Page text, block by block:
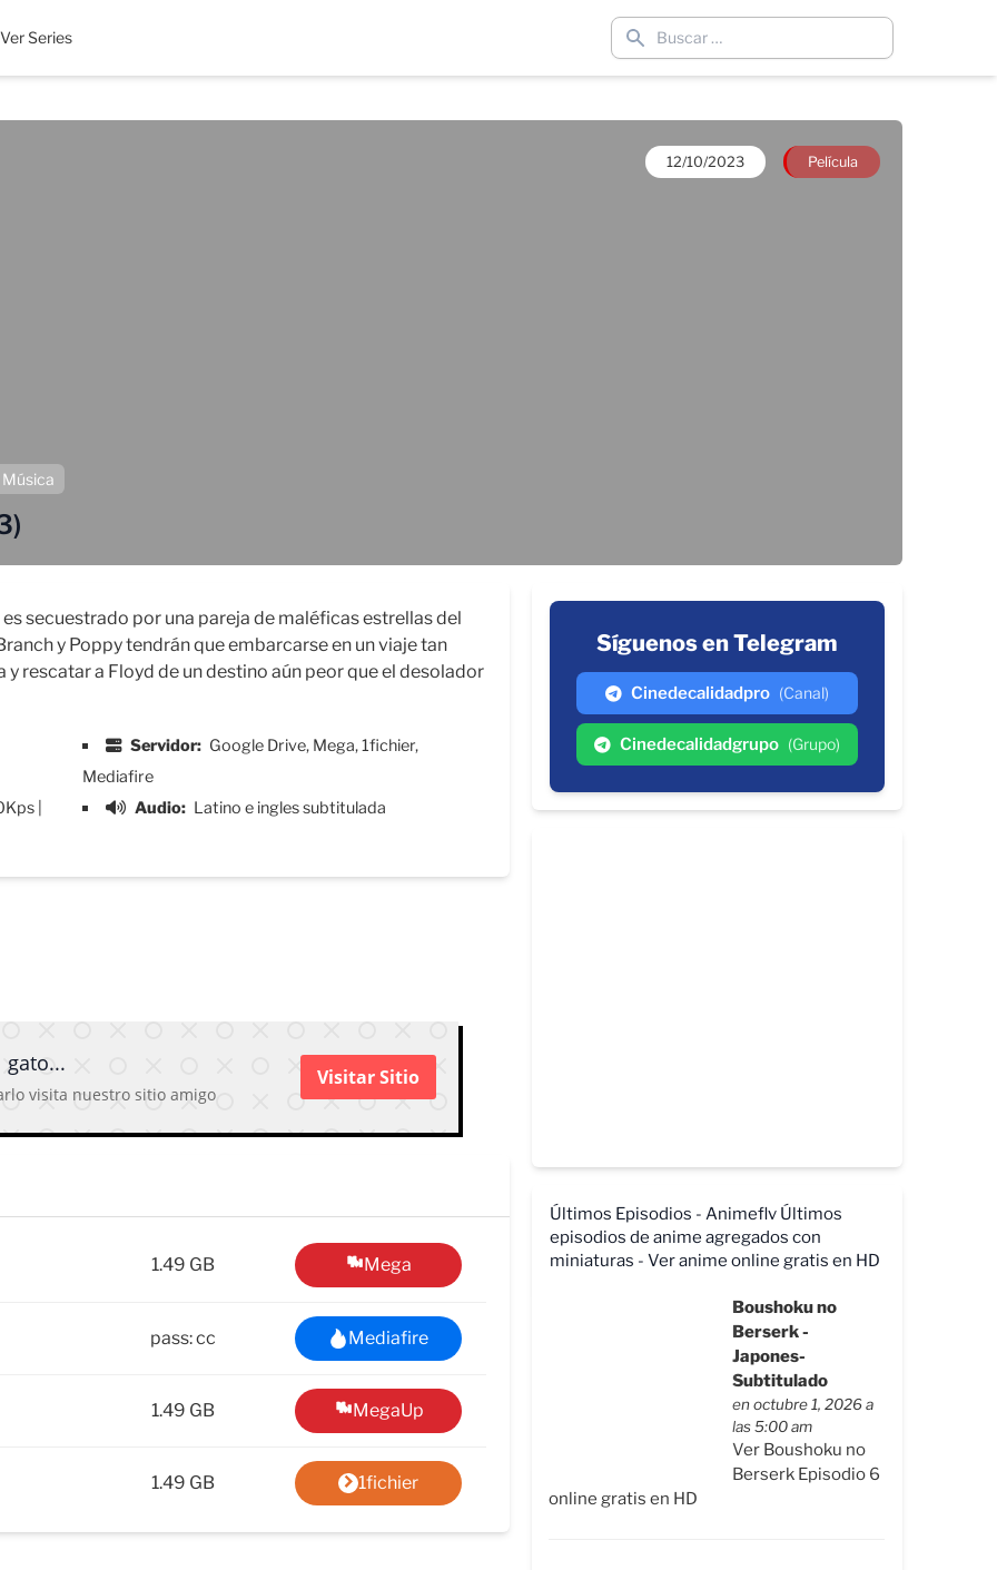
Ver Series
12/10/2023 Película
Música
secuestrado por una pareja de maléficas estrellas del
y Poppy tendrán que embarcarse en un viaje tan
rescatar a Floyd de un destino aún peor que el desolador
|
Servidor: Google Drive, Mega, 1fichier,
Mediafire
Audio: Latino e ingles subtitulada
gato...
visita nuestro sitio amigo
Visitar Sitio
1.49 GB Mega
pass: cc Mediafire
1.49 GB MegaUp
1.49 GB 1fichier
Síguenos en Telegram
Cinedecalidadpro (Canal)
Cinedecalidadgrupo (Grupo)
Últimos Episodios - Animeflv Últimos
episodios de anime agregados con
miniaturas - Ver anime online gratis en HD
Boushoku no
Berserk -
Japones-
Subtitulado
en octubre 1, 2026 a
las 5:00 am
Ver Boushoku no
Berserk Episodio 6
online gratis en HD